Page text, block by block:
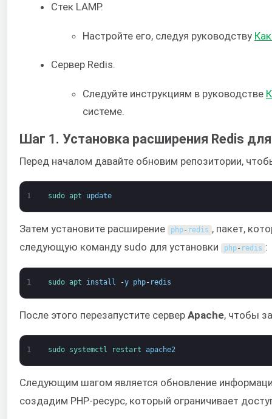
Стек LAMP.
Настройте его, следуя руководству
Сервер Redis.
Следуйте инструкциям в руководстве
системе.
Шаг 1. Установка расширения Redis
Перед началом давайте обновим репозитории,
1 sudo apt update
Затем установите расширение php- redis , пакет,
следующую команду sudo для установки
php- redis :
1 sudo apt install -y php- redis
После этого перезапустите сервер Apache, чтобы
1 sudo systemctl restart apache2
Следующим шагом является обновление
создадим PHP-ресурс, который ограничивает